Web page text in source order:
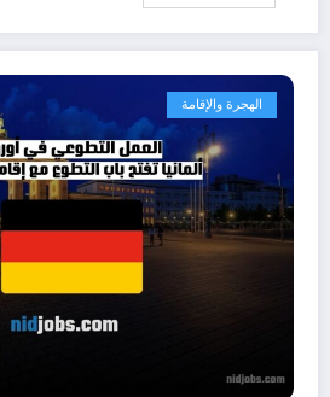
الهجرة والإقامة